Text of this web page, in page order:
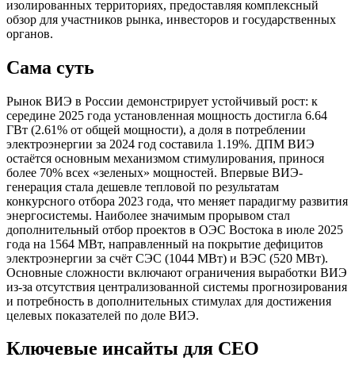
изолированных территориях, предоставляя комплексный
обзор для участников рынка, инвесторов и государственных
органов.
Сама суть
Рынок ВИЭ в России демонстрирует устойчивый рост: к
середине 2025 года установленная мощность достигла 6.64
ГВт (2.61% от общей мощности), а доля в потреблении
электроэнергии за 2024 год составила 1.19%. ДПМ ВИЭ
остаётся основным механизмом стимулирования, принося
более 70% всех «зеленых» мощностей. Впервые ВИЭ-
генерация стала дешевле тепловой по результатам
конкурсного отбора 2023 года, что меняет парадигму развития
энергосистемы. Наиболее значимым прорывом стал
дополнительный отбор проектов в ОЭС Востока в июле 2025
года на 1564 МВт, направленный на покрытие дефицитов
электроэнергии за счёт СЭС (1044 МВт) и ВЭС (520 МВт).
Основные сложности включают ограничения выработки ВИЭ
из-за отсутствия централизованной системы прогнозирования
и потребность в дополнительных стимулах для достижения
целевых показателей по доле ВИЭ.
Ключевые инсайты для СЕО